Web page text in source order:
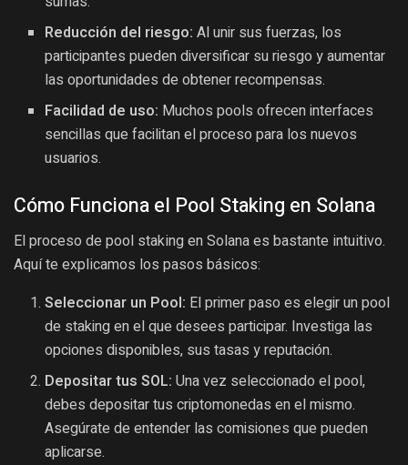
Reducción del riesgo: Al unir sus fuerzas, los
participantes pueden diversificar su riesgo y aumentar
las oportunidades de obtener recompensas.
Facilidad de uso: Muchos pools ofrecen interfaces
sencillas que facilitan el proceso para los nuevos
usuarios.
Cómo Funciona el Pool Staking en Solana
El proceso de pool staking en Solana es bastante intuitivo.
Aquí te explicamos los pasos básicos:
Seleccionar un Pool: El primer paso es elegir un pool
de staking en el que desees participar. Investiga las
opciones disponibles, sus tasas y reputación.
Depositar tus SOL: Una vez seleccionado el pool,
debes depositar tus criptomonedas en el mismo.
Asegúrate de entender las comisiones que pueden
aplicarse.